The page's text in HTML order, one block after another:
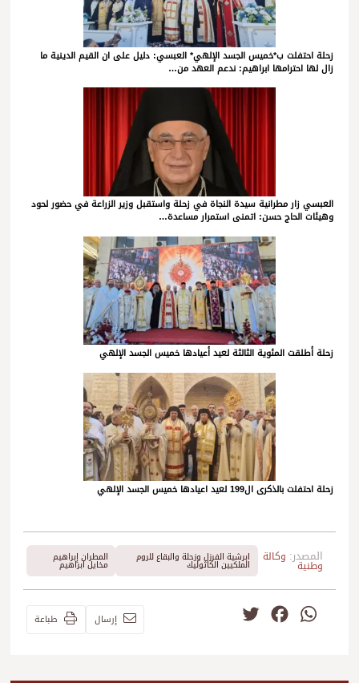
زحلة احتفلت ب*خميس الجسد الإلهي* العبسي: دليل على ان القيم الدينية ما
زال لها احترامها ابراهيم: ندعم العهد من…
العبسي زار مطرانية سيدة النجاة في زحلة واستقبل وزير الزراعة في حضور لحود
وهيئات الحاج حسن: اتمنى استمرار مساعدة…
زحلة أطلقت المئوية الثالثة لعيد أعيادها خميس الجسد الإلهي
زحلة احتفلت بالذكرى ال199 لعيد اعيادها خميس الجسد الإلهي
المصدر: وكالة
وطنية
ابرشية الفرزل وزحلة والبقاع للروم
الملكيين الكاثوليك
المطران إبراهيم
مخايل ابراهيم
WhatsApp
Facebook إرسال طباعة